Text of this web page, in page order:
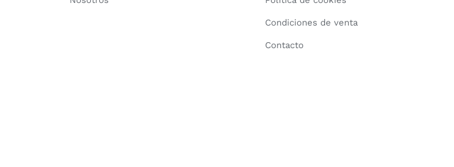
Condiciones de venta
Contacto